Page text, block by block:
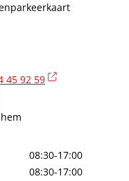
45 92 59
08:30-17:00
08:30-17:00